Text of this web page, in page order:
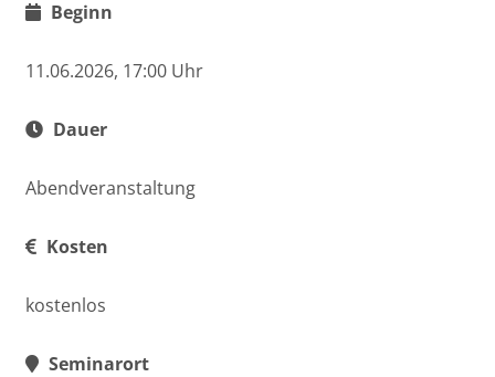
Beginn
11.06.2026, 17:00 Uhr
Dauer
Abendveranstaltung
Kosten
kostenlos
Seminarort